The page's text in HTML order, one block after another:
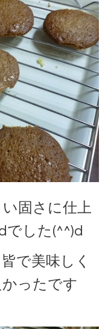
固さに仕上
でした(^^)d
で美味しく
ったです